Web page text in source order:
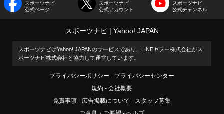
スポーツナビ
公式ページ
スポーツナビ
公式アカウント
スポーツナビ
公式チャンネル
スポーツナビ Yahoo! JAPAN
スポーツナビはYahoo! JAPANのサービスであり、LINEヤフー株式会社がス
ポーツナビ株式会社と協力して運営しています。
プライバシーポリシー
プライバシーセンター
規約
会社概要
免責事項
広告掲載について
スタッフ募集